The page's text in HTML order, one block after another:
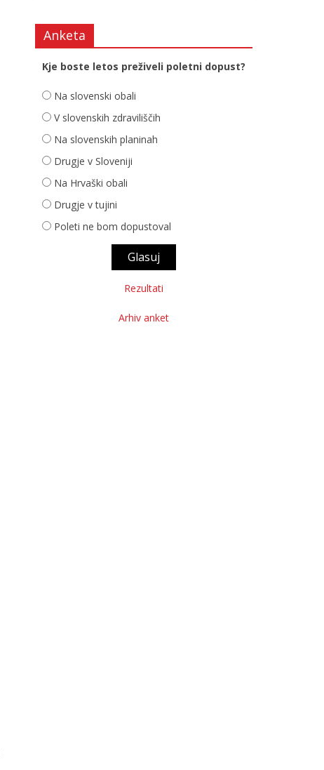
Anketa
Kje boste letos preživeli poletni dopust?
Na slovenski obali
V slovenskih zdraviliščih
Na slovenskih planinah
Drugje v Sloveniji
Na Hrvaški obali
Drugje v tujini
Poleti ne bom dopustoval
Rezultati
Arhiv anket